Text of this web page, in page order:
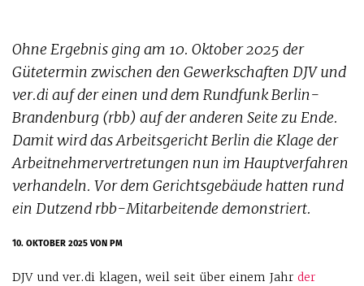
Ohne Ergebnis ging am 10. Oktober 2025 der
Gütetermin zwischen den Gewerkschaften DJV und
ver.di auf der einen und dem Rundfunk Berlin-
Brandenburg (rbb) auf der anderen Seite zu Ende.
Damit wird das Arbeitsgericht Berlin die Klage der
Arbeitnehmervertretungen nun im Hauptverfahren
verhandeln. Vor dem Gerichtsgebäude hatten rund
ein Dutzend rbb-Mitarbeitende demonstriert.
10. OKTOBER 2025VON PM
DJV und ver.di klagen, weil seit über einem Jahr der